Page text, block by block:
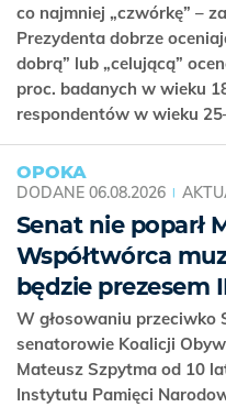
co najmniej „czwórkę” –
Prezydenta dobrze
dobrą” lub „celującą”
proc. badanych w wieku
respondentów w wieku
OPOKA
DODANE 06.08.2026
Senat nie poparł
Współtwórca
będzie prezesem
W głosowaniu przeciwko
senatorowie Koalicji
Mateusz Szpytma od 10
Instytutu Pamięci